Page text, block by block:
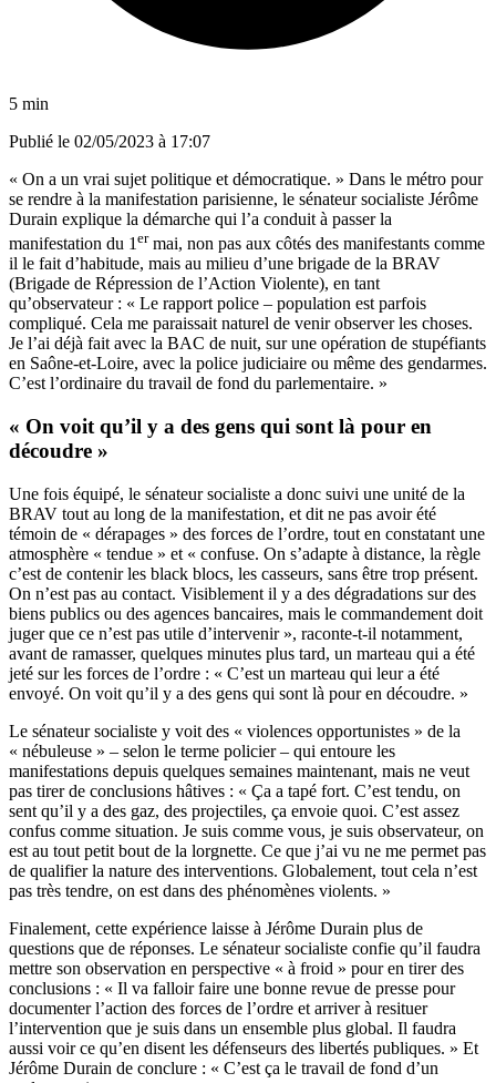
5 min
Publié le 02/05/2023 à 17:07
« On a un vrai sujet politique et démocratique. » Dans le métro pour
se rendre à la manifestation parisienne, le sénateur socialiste Jérôme
Durain explique la démarche qui l’a conduit à passer la
manifestation du 1 ermai, non pas aux côtés des manifestants comme
il le fait d’habitude, mais au milieu d’une brigade de la BRAV
(Brigade de Répression de l’Action Violente), en tant
qu’observateur : « Le rapport police – population est parfois
compliqué. Cela me paraissait naturel de venir observer les choses.
Je l’ai déjà fait avec la BAC de nuit, sur une opération de stupéfiants
en Saône-et-Loire, avec la police judiciaire ou même des gendarmes.
C’est l’ordinaire du travail de fond du parlementaire. »
« On voit qu’il y a des gens qui sont là pour en
découdre »
Une fois équipé, le sénateur socialiste a donc suivi une unité de la
BRAV tout au long de la manifestation, et dit ne pas avoir été
témoin de « dérapages » des forces de l’ordre, tout en constatant une
atmosphère « tendue » et « confuse. On s’adapte à distance, la règle
c’est de contenir les black blocs, les casseurs, sans être trop présent.
On n’est pas au contact. Visiblement il y a des dégradations sur des
biens publics ou des agences bancaires, mais le commandement doit
juger que ce n’est pas utile d’intervenir », raconte-t-il notamment,
avant de ramasser, quelques minutes plus tard, un marteau qui a été
jeté sur les forces de l’ordre : « C’est un marteau qui leur a été
envoyé. On voit qu’il y a des gens qui sont là pour en découdre. »
Le sénateur socialiste y voit des « violences opportunistes » de la
« nébuleuse » – selon le terme policier – qui entoure les
manifestations depuis quelques semaines maintenant, mais ne veut
pas tirer de conclusions hâtives : « Ça a tapé fort. C’est tendu, on
sent qu’il y a des gaz, des projectiles, ça envoie quoi. C’est assez
confus comme situation. Je suis comme vous, je suis observateur, on
est au tout petit bout de la lorgnette. Ce que j’ai vu ne me permet pas
de qualifier la nature des interventions. Globalement, tout cela n’est
pas très tendre, on est dans des phénomènes violents. »
Finalement, cette expérience laisse à Jérôme Durain plus de
questions que de réponses. Le sénateur socialiste confie qu’il faudra
mettre son observation en perspective « à froid » pour en tirer des
conclusions : « Il va falloir faire une bonne revue de presse pour
documenter l’action des forces de l’ordre et arriver à resituer
l’intervention que je suis dans un ensemble plus global. Il faudra
aussi voir ce qu’en disent les défenseurs des libertés publiques. » Et
Jérôme Durain de conclure : « C’est ça le travail de fond d’un